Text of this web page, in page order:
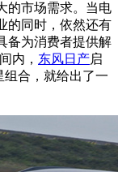
的市场需求。当电
的同时，依然还有
备为消费者提供解
内， 东风日产启
合，就给出了一